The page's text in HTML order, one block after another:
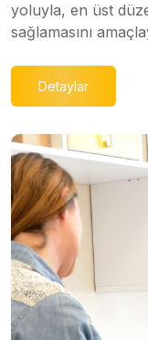
yoluyla, en üst
sağlamasını
Detaylar